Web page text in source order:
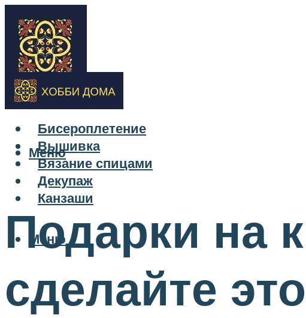
Бисероплетение
Вышивка
Вязание спицами
Декупаж
Канзаши
Меню
Меню
Подарки на
сделайте